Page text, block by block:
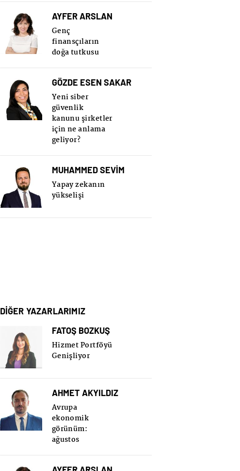
AYFER ARSLAN
Genç
finansçıların
doğa tutkusu
GÖZDE ESEN SAKAR
Yeni siber
güvenlik
kanunu şirketler
için ne anlama
geliyor?
MUHAMMED SEVİM
Yapay zekanın
yükselişi
DİĞER YAZARLARIMIZ
FATOŞ BOZKUŞ
Hizmet Portföyü
Genişliyor
AHMET AKYILDIZ
Avrupa
ekonomik
görünüm:
ağustos